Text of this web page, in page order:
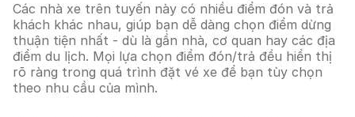
Các nhà xe trên tuyến này có nhiều điểm đón và trả
khách khác nhau, giúp bạn dễ dàng chọn điểm dừng
thuận tiện nhất - dù là gần nhà, cơ quan hay các địa
điểm du lịch. Mọi lựa chọn điểm đón/trả đều hiển thị
rõ ràng trong quá trình đặt vé xe để bạn tùy chọn
theo nhu cầu của mình.